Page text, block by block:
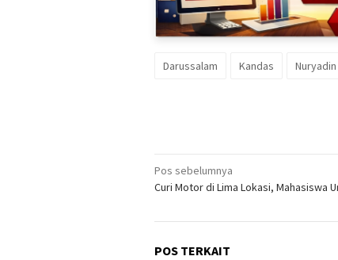
Darussalam Kandas Nuryadin
Navigasi
pos
Pos sebelumnya
Curi Motor di Lima Lokasi, Mahasiswa
POS TERKAIT